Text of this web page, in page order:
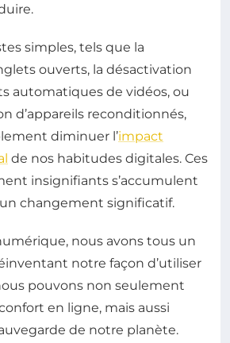
simples, tels que la
ouverts, la désactivation
automatiques de vidéos, ou
d’appareils reconditionnés,
diminuer l’impact
de nos habitudes digitales. Ces
insignifiants s’accumulent
changement significatif.
nous avons tous un
notre façon d’utiliser
pouvons non seulement
en ligne, mais aussi
de notre planète.